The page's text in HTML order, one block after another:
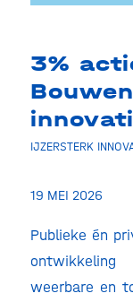
3%
IJZERSTERK
19 MEI 2026
Publieke én
weerbare en